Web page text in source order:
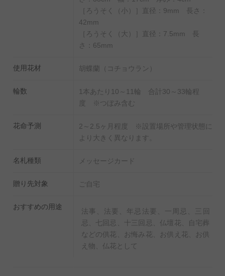
［ろうそく（小）］直径：9mm 長さ：
42mm
［ろうそく（大）］直径：7.5mm 長
さ：65mm
使用花材 胡蝶蘭（コチョウラン）
輪数
1本あたり10～11輪 合計30～33輪程
度 ※つぼみ含む
花命予測
2～2.5ヶ月程度 ※設置場所や管理状態に
より大きく異なります。
名札種類 メッセージカード
贈り先対象 ご自宅
おすすめの用途
法事、法要、年忌法要、一周忌、三回
忌、七回忌、十三回忌、仏壇花、自宅葬
などの供花、お悔み花、お供え花、お供
え物、仏花として